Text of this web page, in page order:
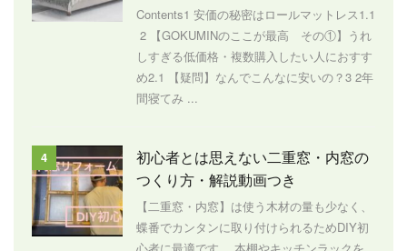
Contents1 安価の秘密はロールマットレス1.1
2 【GOKUMINのここが最高 その①】うれ
しすぎる低価格・複数購入したい人におすす
め2.1 【疑問】なんでこんなに安いの？3 2年
間寝てみ ...
4
初心者とは思えない二重窓・内窓の
つくり方・解説動画つき
【二重窓・内窓】は使う木材の量も少なく、
蝶番でカンタンに取り付けられるためDIY初